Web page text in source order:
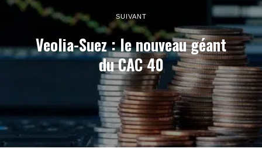
SUIVANT
Veolia-Suez : le nouveau géant
du CAC 40